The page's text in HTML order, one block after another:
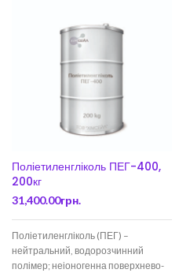
Поліетиленгліколь ПЕГ-400,
200кг
31,400.00грн.
Поліетиленгліколь (ПЕГ) –
нейтральний, водорозчинний
полімер; неіоногенна поверхнево-